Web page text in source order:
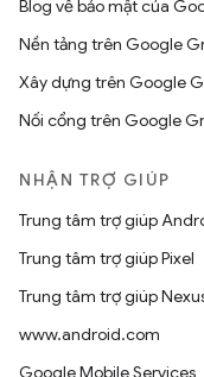
Blog về bảo mật của
Nền tảng trên Google
Xây dựng trên Google
Nối cổng trên Google
NHẬN TRỢ GIÚP
Trung tâm trợ giúp
Trung tâm trợ giúp Pixel
Trung tâm trợ giúp
www.android.com
Google Mobile Services